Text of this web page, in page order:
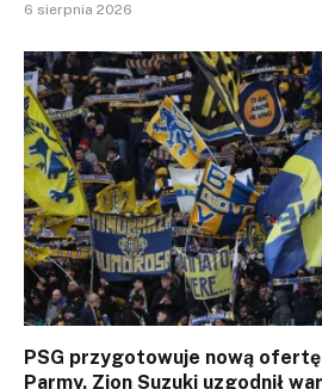
6 sierpnia 2026
PSG przygotowuje nową
Parmy. Zion Suzuki uzgodnił